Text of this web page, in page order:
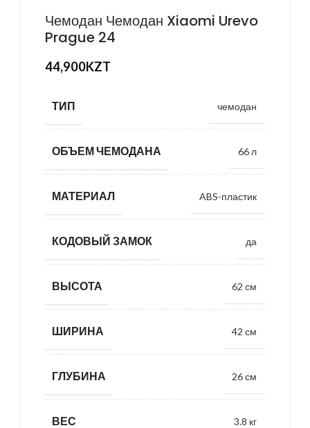
Чемодан Чемодан Xiaomi Urevo
Prague 24
44,900KZT
ТИП чемодан
ОБЪЕМ ЧЕМОДАНА 66 л
МАТЕРИАЛ ABS-пластик
КОДОВЫЙ ЗАМОК да
ВЫСОТА 62 см
ШИРИНА 42 см
ГЛУБИНА 26 см
ВЕС 3.8 кг